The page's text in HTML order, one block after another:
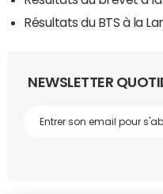
Résultats du BTS à la
NEWSLETTER